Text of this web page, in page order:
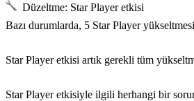
Düzeltme: Star Player etkisi
Bazı durumlarda, 5 Star Player
Star Player etkisi artık gerekli tüm
Star Player etkisiyle ilgili herhangi bir